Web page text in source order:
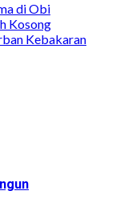
di Obi
Kosong
Kebakaran